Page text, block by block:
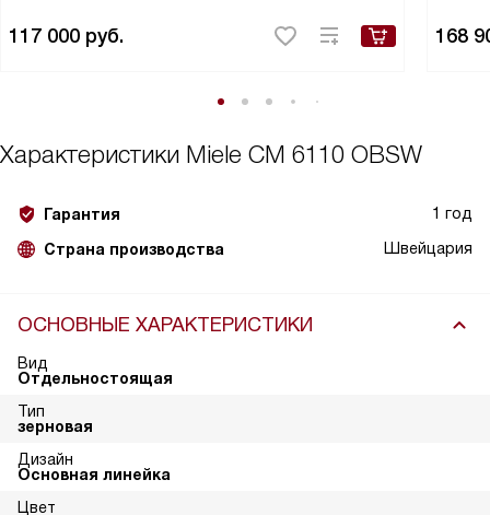
117 000 руб. 168
Характеристики Miele CM 6110 OBSW
Гарантия 1 год
Страна производства Швейцария
ОСНОВНЫЕ ХАРАКТЕРИСТИКИ
Вид
Отдельностоящая
Тип
зерновая
Дизайн
Основная линейка
Цвет